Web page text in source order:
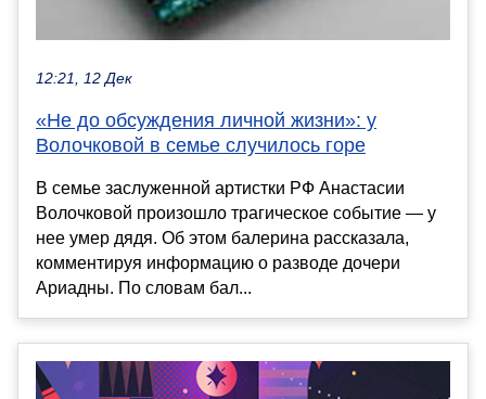
12:21, 12 Дек
«Не до обсуждения личной жизни»: у
Волочковой в семье случилось горе
В семье заслуженной артистки РФ Анастасии
Волочковой произошло трагическое событие — у
нее умер дядя. Об этом балерина рассказала,
комментируя информацию о разводе дочери
Ариадны. По словам бал...